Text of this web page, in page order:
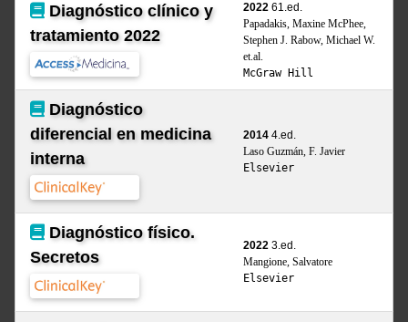
Diagnóstico clínico y
tratamiento 2022
2022 61.ed.
Papadakis, Maxine McPhee,
Stephen J. Rabow, Michael W.
et.al.
McGraw Hill
Diagnóstico
diferencial en medicina
interna
2014 4.ed.
Laso Guzmán, F. Javier
Elsevier
Diagnóstico físico.
Secretos
2022 3.ed.
Mangione, Salvatore
Elsevier